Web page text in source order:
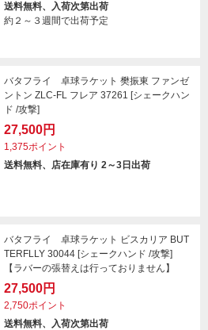
送料無料、入荷次第出荷
約２～３週間で出荷予定
バタフライ 卓球ラケット 樊振東 ファンゼ
ントン ZLC-FL フレア 37261 [シェークハン
ド /攻撃]
27,500円
1,375ポイント
送料無料、店在庫有り 2～3日出荷
バタフライ 卓球ラケット ビスカリア BUT
TERFLLY 30044 [シェークハンド /攻撃]
【ラバーの張替えは行っておりません】
27,500円
2,750ポイント
送料無料、入荷次第出荷